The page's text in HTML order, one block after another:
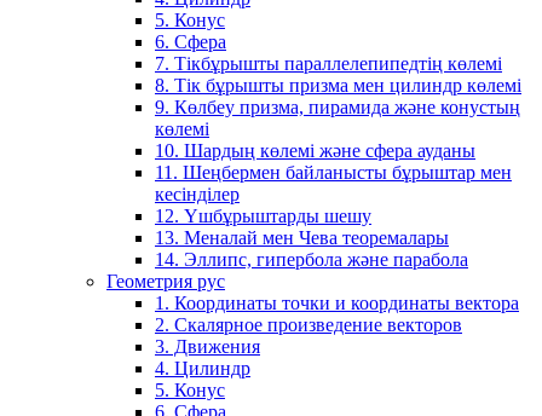
5. Конус
6. Сфера
7. Тікбұрышты параллелепипедтің көлемі
8. Тік бұрышты призма мен цилиндр көлемі
9. Көлбеу призма, пирамида және конустың
көлемі
10. Шардың көлемі және сфера ауданы
11. Шеңбермен байланысты бұрыштар мен
кесінділер
12. Үшбұрыштарды шешу
13. Меналай мен Чева теоремалары
14. Эллипс, гипербола және парабола
Геометрия рус
1. Координаты точки и координаты вектора
2. Скалярное произведение векторов
3. Движения
4. Цилиндр
5. Конус
6. Сфера